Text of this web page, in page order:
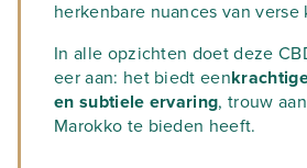
herkenbare nuances van verse
In alle opzichten doet deze
eer aan: het biedt een
en subtiele ervaring, trouw
Marokko te bieden heeft.